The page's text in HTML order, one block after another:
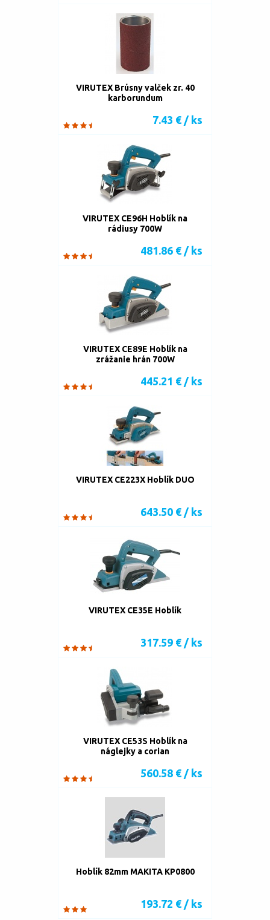
VIRUTEX Brúsny valček zr. 40
karborundum
7.43 € / ks
VIRUTEX CE96H Hoblík na
rádiusy 700W
481.86 € / ks
VIRUTEX CE89E Hoblík na
zrážanie hrán 700W
445.21 € / ks
VIRUTEX CE223X Hoblík DUO
643.50 € / ks
VIRUTEX CE35E Hoblík
317.59 € / ks
VIRUTEX CE53S Hoblík na
náglejky a corian
560.58 € / ks
Hoblík 82mm MAKITA KP0800
193.72 € / ks